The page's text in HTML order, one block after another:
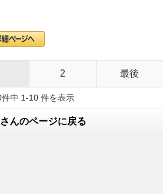
2 最後
中 1-10 件を表示
んのページに戻る